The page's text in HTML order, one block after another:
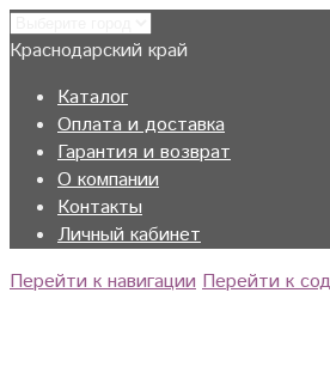
Краснодарский край
Каталог
Оплата и доставка
Гарантия и возврат
О компании
Контакты
Личный кабинет
Перейти к навигации Перейти к